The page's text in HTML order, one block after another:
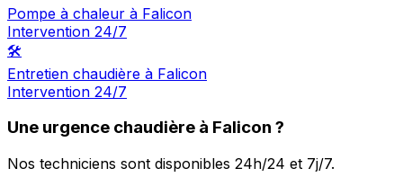
Pompe à chaleur à Falicon
Intervention 24/7
🛠️
Entretien chaudière à Falicon
Intervention 24/7
Une urgence chaudière à Falicon ?
Nos techniciens sont disponibles 24h/24 et 7j/7.